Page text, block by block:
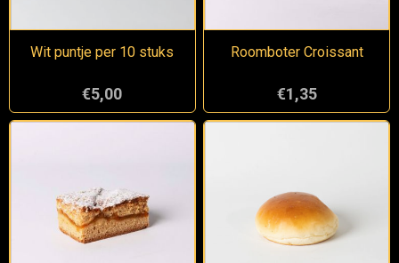
Wit puntje per 10 stuks
€5,00
Roomboter Croissant
€1,35